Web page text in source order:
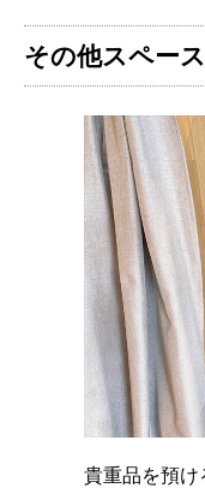
その他スペース
貴重品を預け